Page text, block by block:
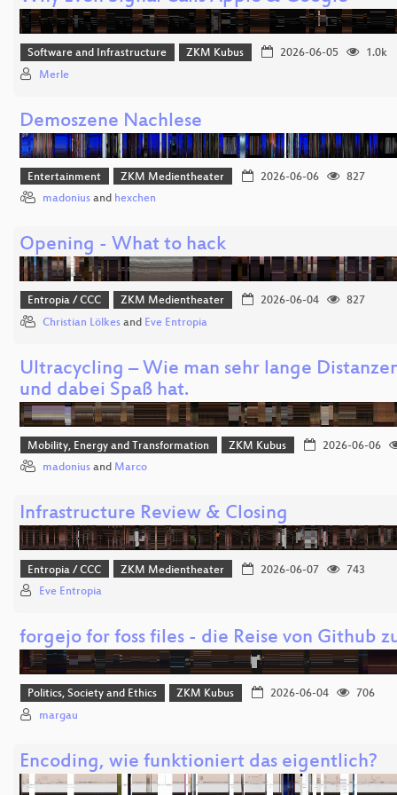
Software and Infrastructure ZKM Kubus 2026-06-05
1.0k
Merle
Demoszene Nachlese
Entertainment ZKM Medientheater 2026-06-06
827
madonius and hexchen
Opening - What to hack
Entropia / CCC ZKM Medientheater 2026-06-04
827
Christian Lölkes and Eve Entropia
Ultracycling – Wie man sehr lange
und dabei Spaß hat.
Mobility, Energy and Transformation ZKM Kubus
2026-06-06
madonius and Marco
Infrastructure Review & Closing
Entropia / CCC ZKM Medientheater 2026-06-07
743
Eve Entropia
forgejo for foss files - die Reise von Github
Politics, Society and Ethics ZKM Kubus 2026-06-04
706
margau
Encoding, wie funktioniert das eigentlich?